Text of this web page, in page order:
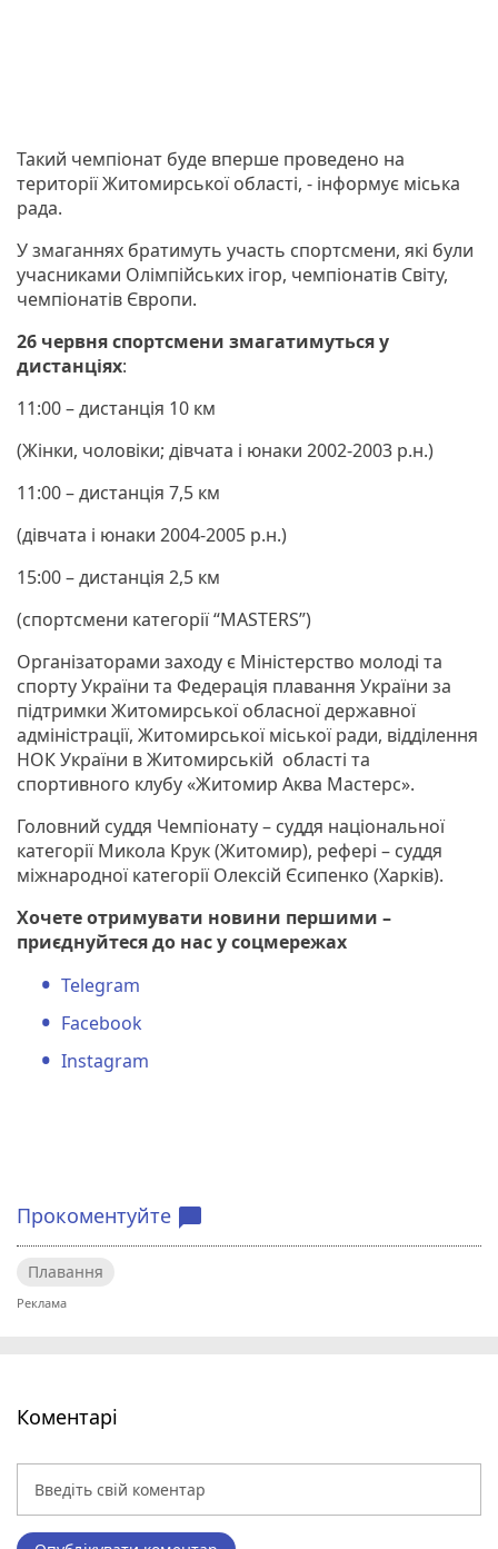
Такий чемпіонат буде вперше проведено на
території Житомирської області, - інформує міська
рада.
У змаганнях братимуть участь спортсмени, які були
учасниками Олімпійських ігор, чемпіонатів Світу,
чемпіонатів Європи.
26 червняспортсмени змагатимуться у
дистанціях:
11:00 – дистанція 10 км
(Жінки, чоловіки; дівчата і юнаки 2002-2003 р.н.)
11:00 – дистанція 7,5 км
(дівчата і юнаки 2004-2005 р.н.)
15:00 – дистанція 2,5 км
(спортсмени категорії “MASTERS”)
Організаторами заходу є Міністерство молоді та
спорту України та Федерація плавання України за
підтримки Житомирської обласної державної
адміністрації, Житомирської міської ради, відділення
НОК України в Житомирській області та
спортивного клубу «Житомир Аква Мастерс».
Головний суддя Чемпіонату – суддя національної
категорії Микола Крук (Житомир), рефері – суддя
міжнародної категорії Олексій Єсипенко (Харків).
Хочете отримувати новини першими –
приєднуйтеся до нас у соцмережах
Telegram
Facebook
Instagram
Прокоментуйте chat_bubble
Плавання
Коментарі